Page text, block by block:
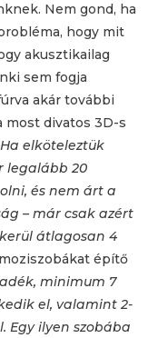
Nem gond, ha
hogy mit
akusztikailag
sem fogja
akár további
most divatos 3D-s
elköteleztük
legalább 20
és nem árt a
– már csak azért
átlagosan 4
építő
minimum 7
el, valamint 2-
Egy ilyen szobába